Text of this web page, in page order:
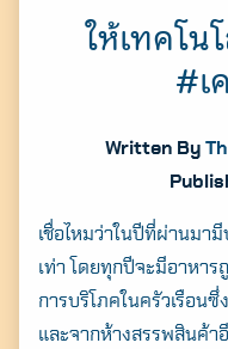
ให้เทคโน
#เ
Written By
เชื่อไหมว่าในปีที่ผ่านมา
เท่า โดยทุกปีจะมีอาหา
การบริโภคในครัวเรือน
และจากห้างสรรพสินค้า